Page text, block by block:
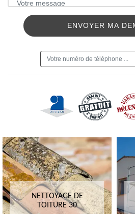
NETTOYAGE DE
TOITURE 30